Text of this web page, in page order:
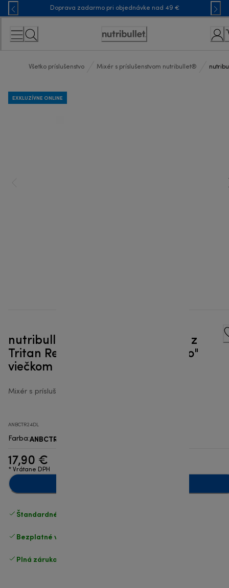
Skip
to
Content
Doprava zadarmo pri objednávke nad 49 €
Accessibility
Všetko príslušenstvo Mixér s príslušenstvom nutribullet®
EXKLUZÍVNE ONLINE
nutribullet Ultra 700 ml nádoba z
Tritan Renew s cestovným "To-Go"
viečkom
Mixér s príslušenstvom nutribullet®
ANBCTR24DL
Farba:ANBCTR24DL
17,90 €
* Vrátane DPH
Štandardné bezplatné doručenie
Bezplatné vrátenie tovaru
Plná záruka výrobcu